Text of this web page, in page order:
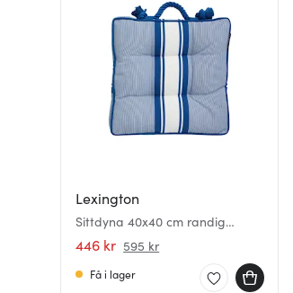
Lexington
Sittdyna 40x40 cm randig
blå/vit
446 kr 595 kr
Få i lager